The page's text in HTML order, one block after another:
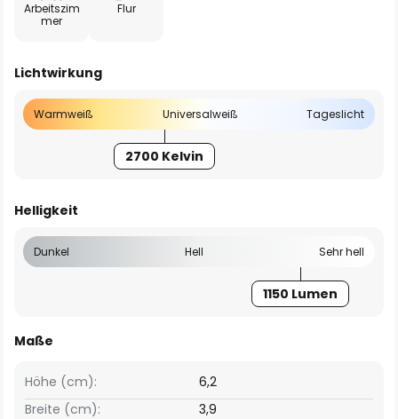
Arbeitszim
mer
Flur
Lichtwirkung
Warmweiß Universalweiß Tageslicht
2700 Kelvin
Helligkeit
Dunkel Hell Sehr hell
1150 Lumen
Maße
Breite (cm): 3,9
Höhe (cm): 6,2